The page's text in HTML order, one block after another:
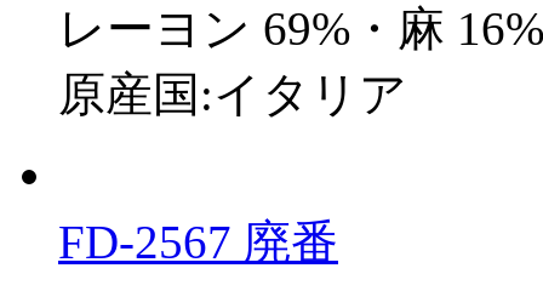
レーヨン 69%・麻
原産国:イタリア
FD-2567 廃番